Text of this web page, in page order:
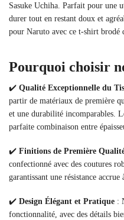
Sasuke Uchiha. Parfait pour une
durer tout en restant doux et
pour Naruto avec ce t-shirt brodé
Pourquoi choisir
✔️ Qualité Exceptionnelle du
partir de matériaux de première
et une durabilité incomparables.
parfaite combinaison entre
✔️ Finitions de Première
confectionné avec des coutures
garantissant une résistance accrue
✔️ Design Élégant et Pratique :
fonctionnalité, avec des détails